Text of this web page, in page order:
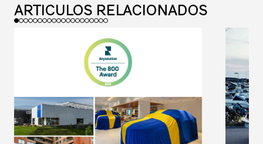
ARTICULOS RELACIONADOS